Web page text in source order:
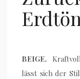
BEIGE.
lässt sich der